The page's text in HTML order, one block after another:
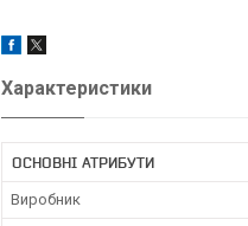
Характеристики
ОСНОВНІ АТРИБУТИ
Виробник